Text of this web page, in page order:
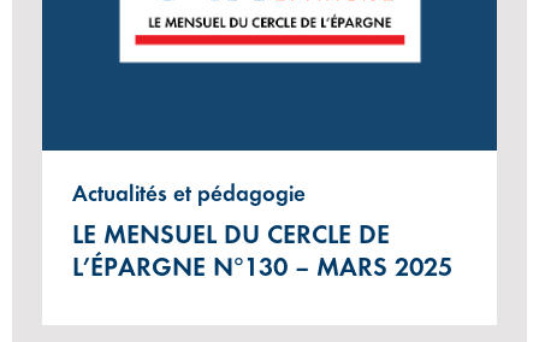
Actualités et pédagogie
LE MENSUEL DU CERCLE DE
L’ÉPARGNE N°130 – MARS 2025